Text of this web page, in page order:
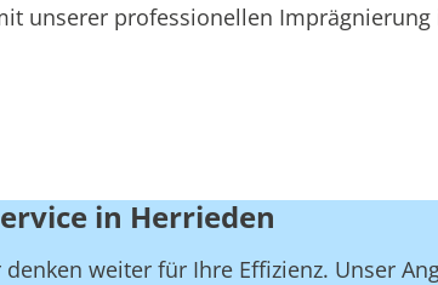
unserer professionellen
in Herrieden
weiter für Ihre Effizienz. Unser